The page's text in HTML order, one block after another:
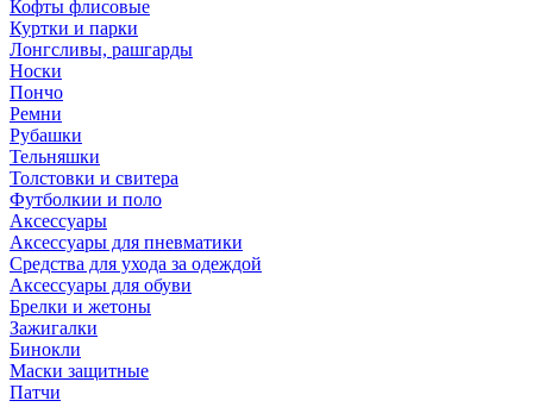
Кофты флисовые
Куртки и парки
Лонгсливы, рашгарды
Носки
Пончо
Ремни
Рубашки
Тельняшки
Толстовки и свитера
Футболкии и поло
Аксессуары
Аксессуары для пневматики
Средства для ухода за одеждой
Аксессуары для обуви
Брелки и жетоны
Зажигалки
Бинокли
Маски защитные
Патчи